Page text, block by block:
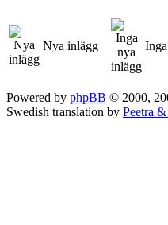
Nya inlägg
Powered by phpBB © 2000,
Swedish translation by Peetra